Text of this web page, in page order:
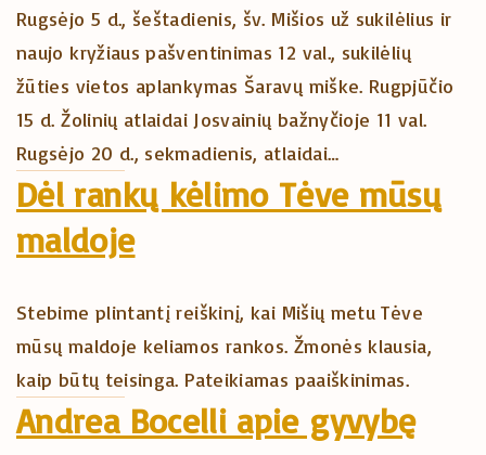
Rugsėjo 5 d., šeštadienis, šv. Mišios už sukilėlius ir
naujo kryžiaus pašventinimas 12 val., sukilėlių
žūties vietos aplankymas Šaravų miške. Rugpjūčio
15 d. Žolinių atlaidai Josvainių bažnyčioje 11 val.
Rugsėjo 20 d., sekmadienis, atlaidai…
Dėl rankų kėlimo Tėve mūsų
maldoje
Stebime plintantį reiškinį, kai Mišių metu Tėve
mūsų maldoje keliamos rankos. Žmonės klausia,
kaip būtų teisinga. Pateikiamas paaiškinimas.
Andrea Bocelli apie gyvybę